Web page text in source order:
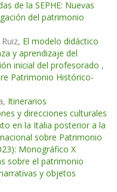
de la SEPHE: Nuevas
del patrimonio
El modelo didáctico
y aprendizaje del
inicial del profesorado ,
Patrimonio Histórico-
Itinerarios
y direcciones culturales
en la Italia posterior a la
sobre Patrimonio
Monográfico X
sobre el patrimonio
y objetos